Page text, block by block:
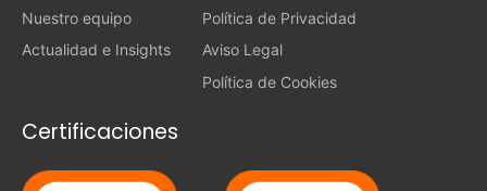
Nuestro equipo
Actualidad e Insights
Política de Privacidad
Aviso Legal
Política de Cookies
Certificaciones